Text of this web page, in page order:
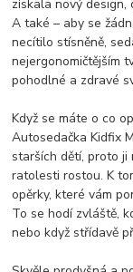
získala nový design,
A také – aby se
necítilo stísněně,
nejergonomičtějším
pohodlné a zdravé
Když se máte o co
Autosedačka Kidfix
starších dětí, proto
ratolesti rostou. K
opěrky, které vám
To se hodí zvláště,
nebo když střídavě